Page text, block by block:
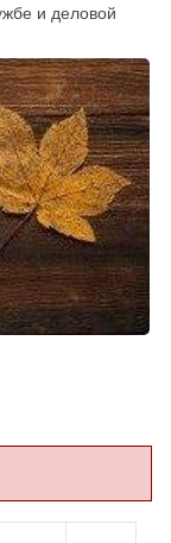
и деловой